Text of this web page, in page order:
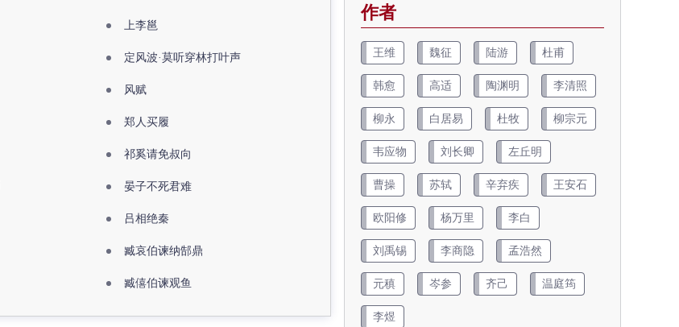
上李邕
定风波·莫听穿林打叶声
风赋
郑人买履
祁奚请免叔向
晏子不死君难
吕相绝秦
臧哀伯谏纳郜鼎
臧僖伯谏观鱼
作者
王维 魏征 陆游 杜甫
韩愈 高适 陶渊明 李清照
柳永 白居易 杜牧 柳宗元
韦应物 刘长卿 左丘明
曹操 苏轼 辛弃疾 王安石
欧阳修 杨万里 李白
刘禹锡 李商隐 孟浩然
元稹 岑参 齐己 温庭筠
李煜